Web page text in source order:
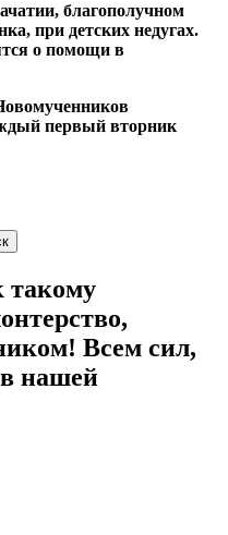
благополучном
при детских недугах.
о помощи в
первый вторник
такому
Всем сил,
в нашей